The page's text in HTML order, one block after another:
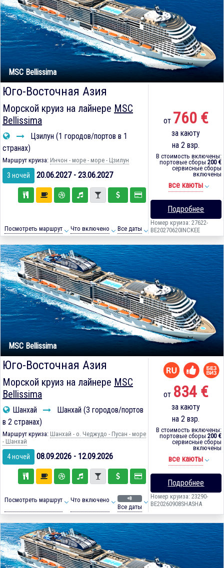
MSC Bellissima
Юго-Восточная Азия
Морской круиз на лайнере MSC
Bellissima
Цзилун (1 городов/портов в 1
странах)
Маршрут круиза: Инчон - море - море - Цзилун
3 ночей 20.06.2027 - 23.06.2027
Посмотреть маршрут Что включено Все даты
от 760 €
за каюту
на 2 взр.
В стоимость включены:
портовые сборы 200 €
сервисные сборы
включены
все каюты
Подробнее
Номер круиза: 27622-
BE20270620INCKEE
MSC Bellissima
Юго-Восточная Азия
Морской круиз на лайнере MSC
Bellissima
Шанхай
Шанхай (3 городов/портов
в 2 странах)
Маршрут круиза: Шанхай - о. Чеджудо - Пусан - море
- Шанхай
4 ночей 08.09.2026 - 12.09.2026
Посмотреть маршрут Что включено +8
Все даты
от 834 €
за каюту
на 2 взр.
В стоимость включены:
портовые сборы 200 €
сервисные сборы
включены
все каюты
Подробнее
Номер круиза: 23290-
BE20260908SHASHA